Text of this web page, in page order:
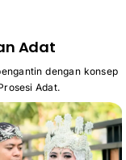
Adat
dengan konsep
Adat.